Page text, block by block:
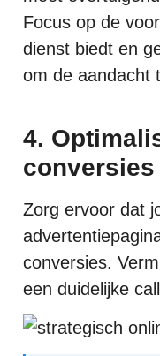
Focus op de
dienst biedt en
om de aandacht
4.
conversies
Zorg ervoor dat
conversies.
een duidelijke